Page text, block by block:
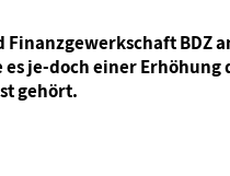
BDZ
je-doch einer
gehört.